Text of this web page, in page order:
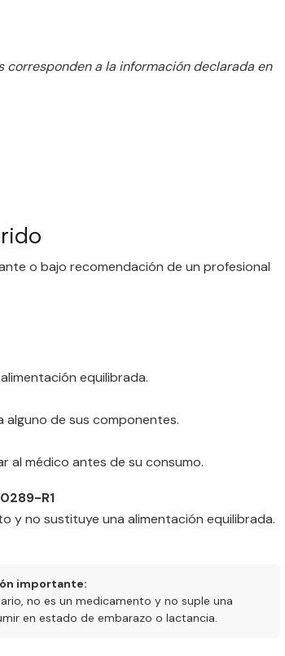
a la información declarada en
o bajo recomendación de un profesional
equilibrada.
alguno de sus componentes.
al médico antes de su consumo.
R1
y no sustituye una alimentación equilibrada.
importante:
no es un medicamento y no suple una
en estado de embarazo o lactancia.